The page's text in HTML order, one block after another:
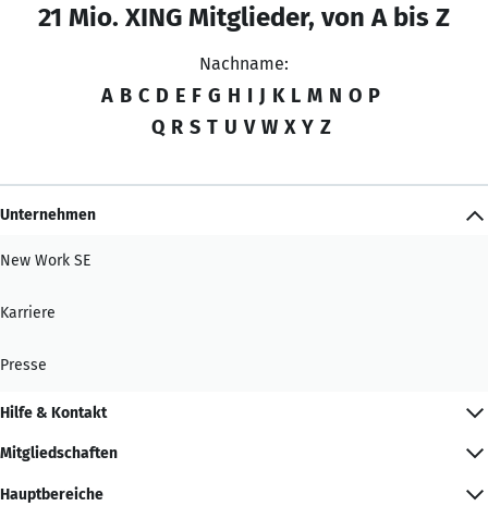
21 Mio. XING Mitglieder, von A bis Z
Nachname:
A B C D E F G H I J K L M N O P
Q R S T U V W X Y Z
Unternehmen
New Work SE
Karriere
Presse
Hilfe & Kontakt
Mitgliedschaften
Hauptbereiche